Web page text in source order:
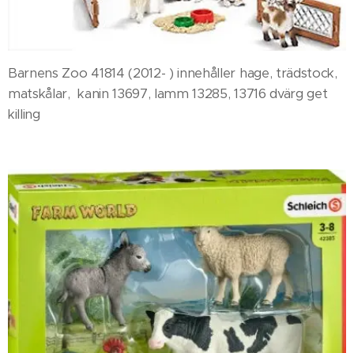
Barnens Zoo 41814 (2012- ) innehåller hage, trädstock,
matskålar, kanin 13697, lamm 13285, 13716 dvärg get
killing